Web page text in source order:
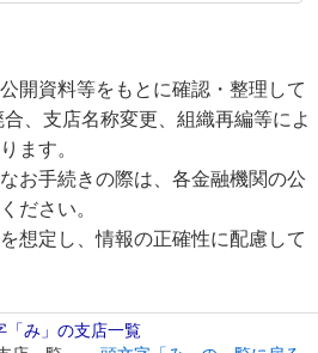
開資料等をもとに確認・整理して
、支店名称変更、組織再編等によ
ます。
お手続きの際は、各金融機関の公
ださい。
想定し、情報の正確性に配慮して
「み」の支店一覧